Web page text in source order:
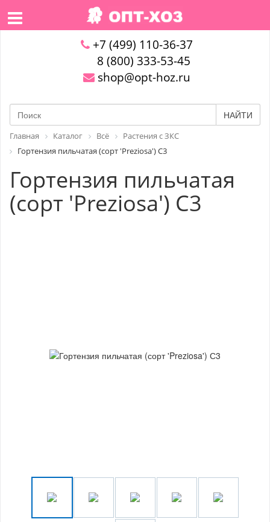
+7 (499) 110-36-37
8 (800) 333-53-45
shop@opt-hoz.ru
НАЙТИ
Главная Каталог Всё
Растения с ЗКС
Гортензия пильчатая (сорт 'Preziosa') С3
Гортензия пильчатая
(сорт 'Preziosa') С3